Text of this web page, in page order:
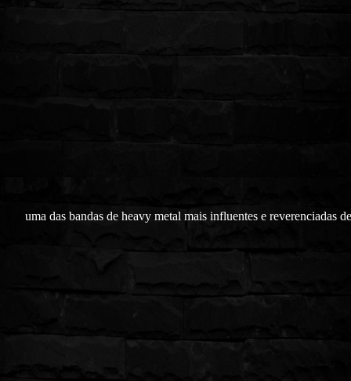
uma das bandas de heavy metal mais influentes e reverenciadas